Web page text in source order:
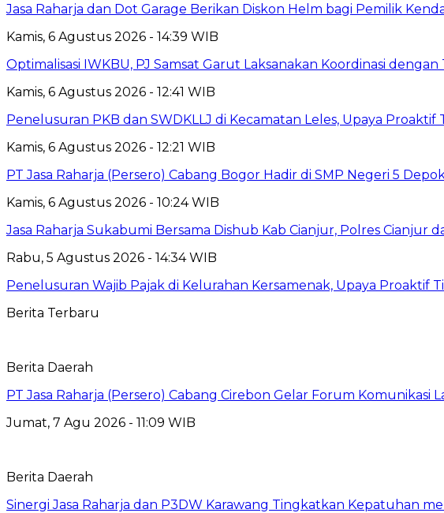
Jasa Raharja dan Dot Garage Berikan Diskon Helm bagi Pemilik
Kamis, 6 Agustus 2026 - 14:39 WIB
Optimalisasi IWKBU, PJ Samsat Garut Laksanakan Koordinasi
Kamis, 6 Agustus 2026 - 12:41 WIB
Penelusuran PKB dan SWDKLLJ di Kecamatan Leles, Upaya
Kamis, 6 Agustus 2026 - 12:21 WIB
PT Jasa Raharja (Persero) Cabang Bogor Hadir di SMP Negeri 5
Kamis, 6 Agustus 2026 - 10:24 WIB
Jasa Raharja Sukabumi Bersama Dishub Kab Cianjur, Polres Cianjur
Rabu, 5 Agustus 2026 - 14:34 WIB
Penelusuran Wajib Pajak di Kelurahan Kersamenak, Upaya Proaktif
Berita Terbaru
Berita Daerah
PT Jasa Raharja (Persero) Cabang Cirebon Gelar Forum Komunikasi
Jumat, 7 Agu 2026 - 11:09 WIB
Berita Daerah
Sinergi Jasa Raharja dan P3DW Karawang Tingkatkan Kepatuhan